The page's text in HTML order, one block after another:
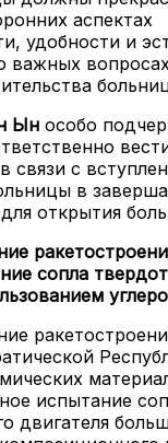
аспектах
удобности и
важных
Ын особо
связи с
в
открытия
сопла
испытание
двигателя